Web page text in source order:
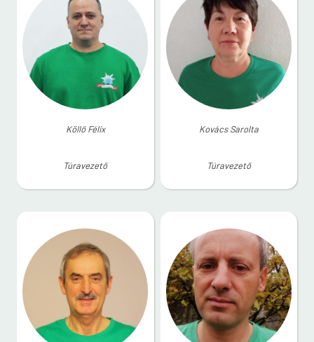
Köllő Félix
Túravezető
Kovács Sarolta
Túravezető